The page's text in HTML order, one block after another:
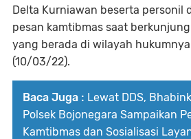
Delta Kurniawan beserta personil
pesan kamtibmas saat
yang berada di wilayah
(10/03/22).
Baca Juga : Lewat DDS,
Polsek Bojonegara Sampaikan
Kamtibmas dan Sosialisasi